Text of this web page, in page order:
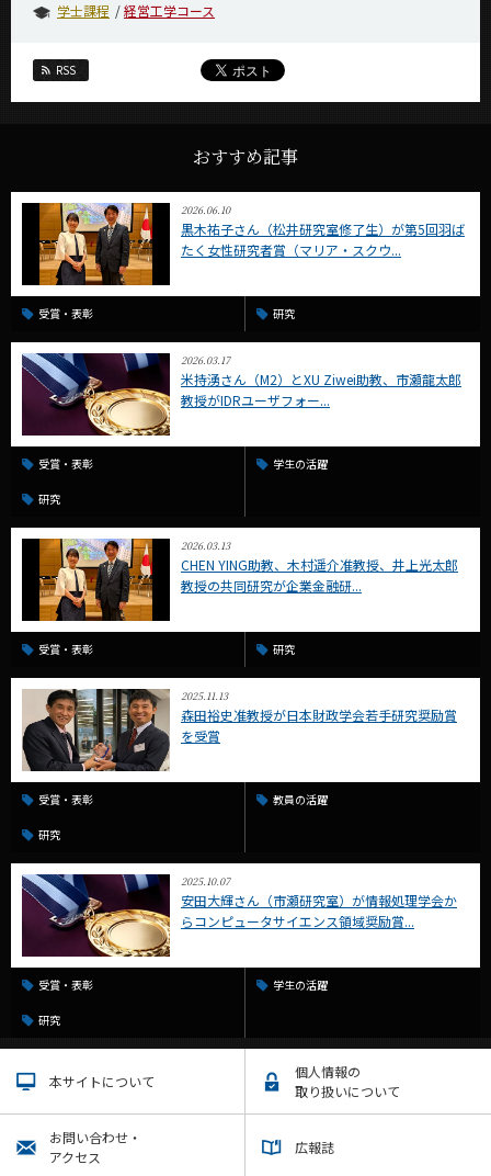
学士課程
経営工学コース
RSS
おすすめ記事
2026.06.10
黒木祐子さん（松井研究室修了生）が第5回羽ば
たく女性研究者賞（マリア・スクウ...
受賞・表彰 研究
2026.03.17
米持湧さん（M2）とXU Ziwei助教、市瀬龍太郎
教授がIDRユーザフォー...
受賞・表彰 学生の活躍
研究
2026.03.13
CHEN YING助教、木村遥介准教授、井上光太郎
教授の共同研究が企業金融研...
受賞・表彰 研究
2025.11.13
森田裕史准教授が日本財政学会若手研究奨励賞
を受賞
受賞・表彰 教員の活躍
研究
2025.10.07
安田大輝さん（市瀬研究室）が情報処理学会か
らコンピュータサイエンス領域奨励賞...
受賞・表彰 学生の活躍
研究
本サイトについて
個人情報の
取り扱いについて
お問い合わせ・
アクセス
広報誌